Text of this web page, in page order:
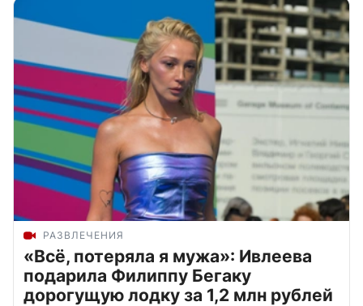
РАЗВЛЕЧЕНИЯ
«Всё, потеряла я мужа»: Ивлеева
подарила Филиппу Бегаку
дорогущую лодку за 1,2 млн рублей